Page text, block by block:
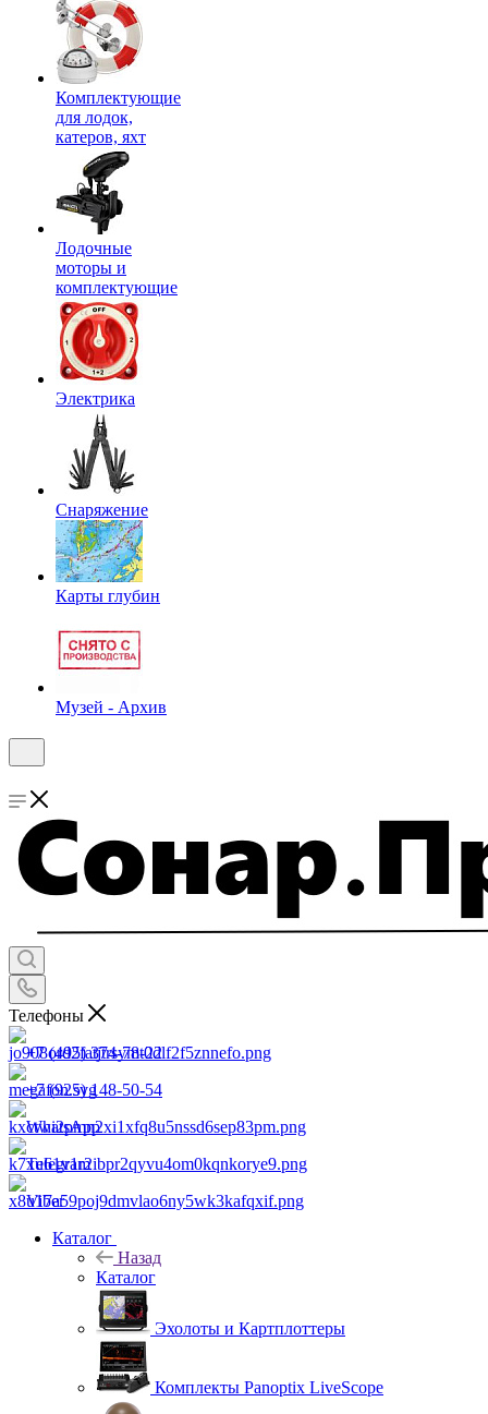
Комплектующие
для лодок,
катеров, яхт
Лодочные
моторы и
комплектующие
Электрика
Снаряжение
Карты глубин
Музей - Архив
Телефоны
+7 (495) 374-78-22
+7 (925) 148-50-54
WhatsApp
Telegram
Viber
Каталог
Назад
Каталог
Эхолоты и Картплоттеры
Комплекты Panoptix LiveScope